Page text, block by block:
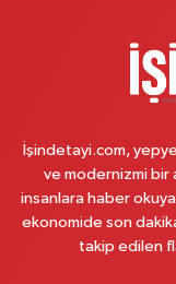
Erenköy Mahallesi
0 (216) 550 77 77
Mimar Sinan Mahallesi
Üsküdar Hastanesi yanı
İşindetayi.com,
ve modernizmi bir
insanlara haber
ekonomide son
takip edilen